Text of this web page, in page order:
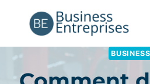
BUSINESS